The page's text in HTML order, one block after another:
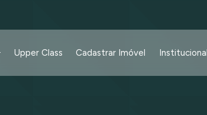
Upper Class Cadastrar Imóvel Institucional